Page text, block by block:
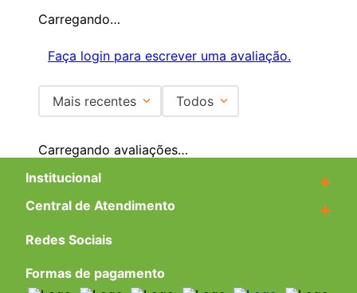
Carregando…
Faça login para escrever uma avaliação.
Mais recentes Todos
Carregando avaliações…
Institucional
+
Central de Atendimento +
Redes Sociais
Formas de pagamento